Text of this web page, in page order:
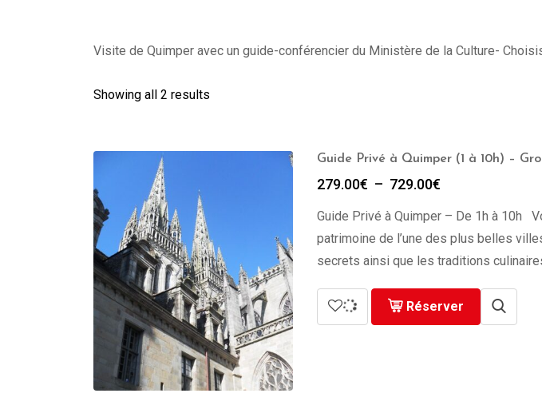
Visite de Quimper avec un guide-conférencier du Ministère de la Culture-
Showing all 2 results
Guide Privé à Quimper (1 à 10h) –
279.00€ – 729.00€
prix :
279.00€
à
Guide Privé à Quimper – De 1h à 10h
patrimoine de l’une des plus belles
secrets ainsi que les traditions
Réserver